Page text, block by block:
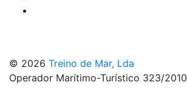
© 2026 Treino de Mar, Lda
Operador Marítimo-Turístico 323/2010